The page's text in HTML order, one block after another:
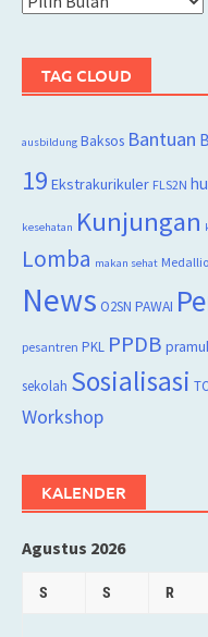
TAG CLOUD
ausbildung Baksos Bantuan
19 Ekstrakurikuler FLS2N
kesehatan Kunjungan
Lomba makan sehat
News O2SN PAWAI
pesantren PKL PPDB
sekolah Sosialisasi
Workshop
KALENDER
Agustus 2026
S S R